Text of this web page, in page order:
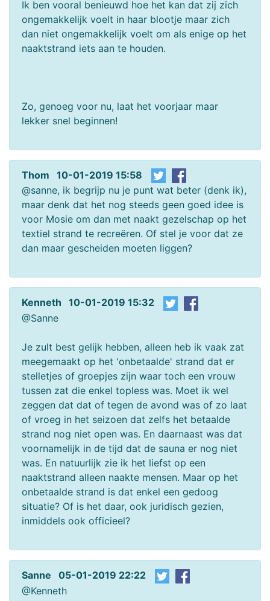
Ik ben vooral benieuwd hoe het kan dat zij zich
ongemakkelijk voelt in haar blootje maar zich
dan niet ongemakkelijk voelt om als enige op het
naaktstrand iets aan te houden.
Zo, genoeg voor nu, laat het voorjaar maar
lekker snel beginnen!
Thom 10-01-2019 15:58
@sanne, ik begrijp nu je punt wat beter (denk ik),
maar denk dat het nog steeds geen goed idee is
voor Mosie om dan met naakt gezelschap op het
textiel strand te recreëren. Of stel je voor dat ze
dan maar gescheiden moeten liggen?
Kenneth 10-01-2019 15:32
@Sanne
Je zult best gelijk hebben, alleen heb ik vaak zat
meegemaakt op het 'onbetaalde' strand dat er
stelletjes of groepjes zijn waar toch een vrouw
tussen zat die enkel topless was. Moet ik wel
zeggen dat dat of tegen de avond was of zo laat
of vroeg in het seizoen dat zelfs het betaalde
strand nog niet open was. En daarnaast was dat
voornamelijk in de tijd dat de sauna er nog niet
was. En natuurlijk zie ik het liefst op een
naaktstrand alleen naakte mensen. Maar op het
onbetaalde strand is dat enkel een gedoog
situatie? Of is het daar, ook juridisch gezien,
inmiddels ook officieel?
Sanne 05-01-2019 22:22
@Kenneth